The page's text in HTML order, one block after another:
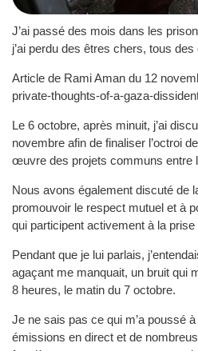
J’ai passé des mois dans les
j’ai perdu des êtres chers, tous
Article de Rami Aman du 12
private-thoughts-of-a-gaza-
Le 6 octobre, après minuit, j’ai
novembre afin de finaliser l’octroi
œuvre des projets communs entre
Nous avons également discuté de
promouvoir le respect mutuel et à
qui participent activement à la prise
Pendant que je lui parlais,
agaçant me manquait, un bruit qui
8 heures, le matin du 7 octobre.
Je ne sais pas ce qui m’a poussé
émissions en direct et de